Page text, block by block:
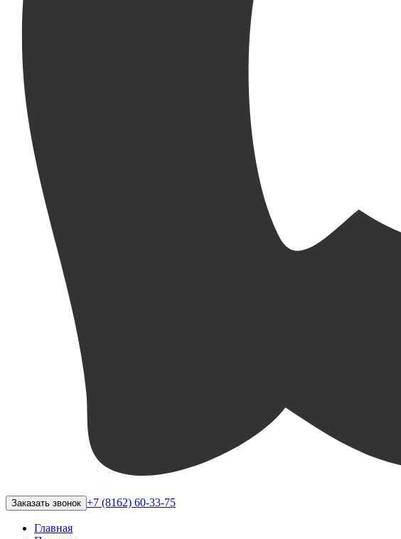
Заказать звонок +7 (8162) 60-33-75
Главная